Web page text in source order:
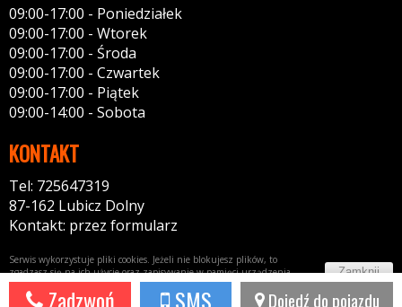
Zadzwoń SMS Dojedź do pojazdu
09:00-17:00 - Poniedziałek
09:00-17:00 - Wtorek
09:00-17:00 - Środa
09:00-17:00 - Czwartek
09:00-17:00 - Piątek
09:00-14:00 - Sobota
KONTAKT
Tel: 725647319
87-162 Lubicz Dolny
Kontakt: przez formularz
Serwis wykorzystuje pliki cookies. Jeżeli nie blokujesz plików, to
zgadzasz się na ich użycie oraz zapisywanie w pamięci urządzenia.
Więcej informacji wpolityce prywatności
Zamknij